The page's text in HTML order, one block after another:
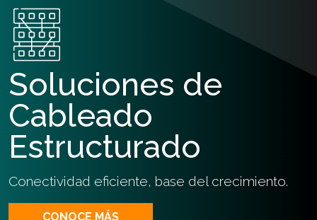
Soluciones de
Cableado
Estructurado
Conectividad eficiente, base del crecimiento.
CONOCE MÁS